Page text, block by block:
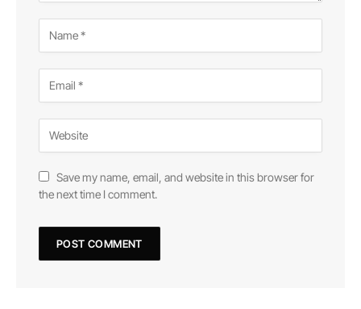
Save my name, email, and website in this browser for
the next time I comment.